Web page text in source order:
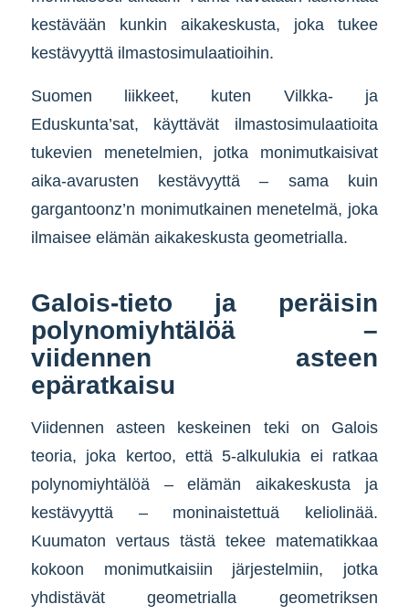
kestävään kunkin aikakeskusta, joka tukee
kestävyyttä ilmastosimulaatioihin.
Suomen liikkeet, kuten Vilkka- ja
Eduskunta’sat, käyttävät ilmastosimulaatioita
tukevien menetelmien, jotka monimutkaisivat
aika-avarusten kestävyyttä – sama kuin
gargantoonz’n monimutkainen menetelmä, joka
ilmaisee elämän aikakeskusta geometrialla.
Galois-tieto ja peräisin
polynomiyhtälöä –
viidennen asteen
epäratkaisu
Viidennen asteen keskeinen teki on Galois
teoria, joka kertoo, että 5-alkulukia ei ratkaa
polynomiyhtälöä – elämän aikakeskusta ja
kestävyyttä – moninaistettuä keliolinää.
Kuumaton vertaus tästä tekee matematikkaa
kokoon monimutkaisiin järjestelmiin, jotka
yhdistävät geometrialla geometriksen